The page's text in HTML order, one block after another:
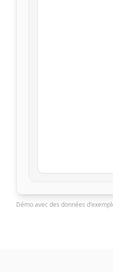
Démo avec des données